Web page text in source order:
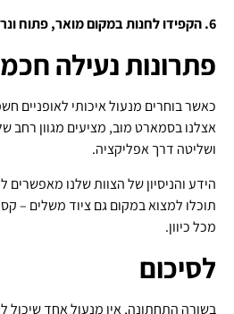
6. הקפידו לחנות במקום מואר, פתוח ונראה לעין הציבור
פתרונות נעילה
כאשר בוחרים מנעול איכותי לאופניים
ושליטה דרך אפליקציה.
הידע והניסיון של הצוות שלנו מאפשרים
תוכלו למצוא במקום גם ציוד משלים –
מכל כיוון.
לסיכום
בשורה התחתונה, אין מנעול אחד שיכול